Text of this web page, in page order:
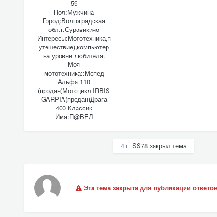
59
Пол:Мужчина
Город:Волгоградская
обл.г.Суровикино
Интересы:Мототехника,п
утешествие),компьютер
на уровне любителя.
Моя
мототехника::Мопед
Альфа 110
(продан)Мотоцикл IRBIS
GARPIA(продан)Драга
400 Классик
Имя:П@ВЕЛ
4 г SS78закрыл тема
Эта тема закрыта для публикации